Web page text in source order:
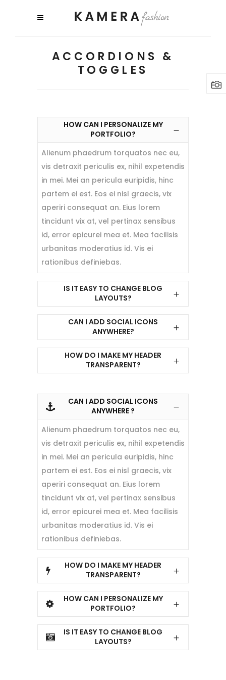
ACCORDIONS &
TOGGLES
HOW CAN I PERSONALIZE MY
PORTFOLIO?
Alienum phaedrum torquatos nec eu,
vis detraxit periculis ex, nihil expetendis
in mei. Mei an pericula euripidis, hinc
partem ei est. Eos ei nisl graecis, vix
aperiri consequat an. Eius lorem
tincidunt vix at, vel pertinax sensibus
id, error epicurei mea et. Mea facilisis
urbanitas moderatius id. Vis ei
rationibus definiebas.
IS IT EASY TO CHANGE BLOG
LAYOUTS?
CAN I ADD SOCIAL ICONS
ANYWHERE?
HOW DO I MAKE MY HEADER
TRANSPARENT?
CAN I ADD SOCIAL ICONS
ANYWHERE ?
Alienum phaedrum torquatos nec eu,
vis detraxit periculis ex, nihil expetendis
in mei. Mei an pericula euripidis, hinc
partem ei est. Eos ei nisl graecis, vix
aperiri consequat an. Eius lorem
tincidunt vix at, vel pertinax sensibus
id, error epicurei mea et. Mea facilisis
urbanitas moderatius id. Vis ei
rationibus definiebas.
HOW DO I MAKE MY HEADER
TRANSPARENT?
HOW CAN I PERSONALIZE MY
PORTFOLIO?
IS IT EASY TO CHANGE BLOG
LAYOUTS?